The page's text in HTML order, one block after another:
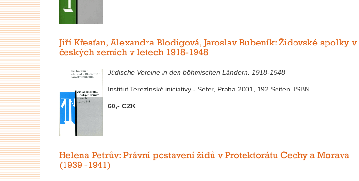
Jiří Křesťan, Alexandra Blodigová, Jaroslav Bubeník: Židovské spolky v
českých zemích v letech 1918-1948
Jüdische Vereine in den böhmischen Ländern, 1918-1948
Institut Terezínské iniciativy - Sefer, Praha 2001, 192 Seiten. ISBN
60,- CZK
Helena Petrův: Právní postavení židů v Protektorátu Čechy a Morava
(1939 -1941)